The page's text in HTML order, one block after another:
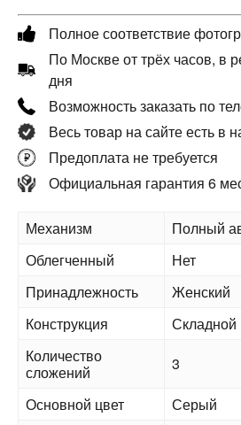
Полное соответствие
По Москве от трёх часов, в
дня
Возможность заказать по
Весь товар на сайте есть в
Предоплата не требуется
Официальная гарантия 6
Механизм
Полный
Облегченный
Нет
Принадлежность
Женский
Конструкция
Складной
Количество
сложений
3
Основной цвет
Серый